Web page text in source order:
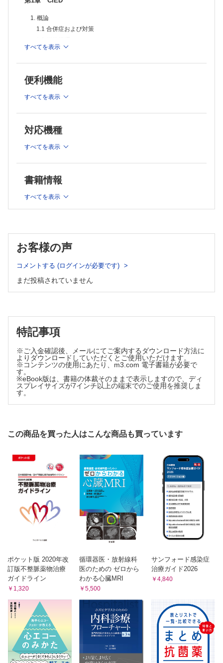
6.1 基礎心疾患がある患者に対する二次予防
図1 冠動脈疾患に対するICD の適応
表13 非虚血性心筋症にともなう持続性VT，VF に対するICD 適応
6.2 基礎心疾患がある患者に対する一次予防
6.3 終末期医療におけるICD の除細動機能停止
表16 ICD 除細動機能停止（deactivation）
6.4 原因不明の失神
図3 原因不明の失神に対するICD の適応
表18 肥大型心筋症に対するICD 適応
表20 ブルガダ症候群の診断基準
表22 先天性QT 延長症候群のリスクスコアと診断基準
表23 新生児期～3 歳までの各年齢の心拍数の2パーセンタイル
表24 先天性QT 延長症候群に対するICD の適応
表25 先天性QT 延長症候群に対するLCSD の適応
表26 CPVT に対するICD 適応
表29 SQTS に対するICDの適応
6.6 S-ICD
7. CRT
7.1 CRT
表33ペースメーカ/ICD の適応があるもしくは植込み後の患者に対す
るCRT 適応
表34 AF 患者におけるCRT 適応
表35 CRT に関する適応のまとめ
7.2 CRT-D
7.3 心外膜電極を用いたCRT/CRT-D
8. 経皮的リード抜去術
8.1 デバイス感染が明らかな場合
8.2 デバイス感染が明らかでない菌血症に対するリード抜去適応
9. 小児および先天性心疾患患者におけるCIED
表38 小児および先天性心疾患患者のペースメーカ植込み
9.2 小児および先天性心疾患患者におけるICD
表39 小児および先天性心疾患患者のICD 植込み
9.3 小児および先天性心疾患患者におけるCRT，CRT-D
表40 先天性心疾患患者のCRT 植込みの適応
表41 ICM 適応
11. WCD
表42 WCD
表43 アブレーション対象不整脈別の合併症と成功率
2. 上室頻拍
2.1 WPW 症候群および他の心室早期興奮症候群
表44 WPW 症候群および他の心室早期興奮症候群
表45 AVNRT に対するアブレーション
図7 解剖学的アプローチによる遅伝導路アブレーション
2.3 通常型 AFL（三尖弁輪・下大静脈間峡部関与）
表46 通常型AFL に対するアブレーション
2.4 AT
表47 AT に対するアブレーション
2.5 房室ブロック作成術
1. 概論
1.1 合併症および対策
1.3 CIED 外来および遠隔モニタリング
表1 CIED 外来および遠隔モニタリング
表2 条件付きMRI 対応CIED におけるMRI 撮影
2. AF の予防や停止目的の心房ペーシング
（抗凝固薬）
2.2 植込みデバイスで検知されたAF に対する抗凝固療法
3. 心臓電気生理検査
4. 心臓ペースメーカ
4.3 洞不全症候群
表6 洞不全症候群に対するペースメーカ適応
表7 徐脈性AF に対するペースメーカ適応
4.5 過敏性頸動脈洞症候群・反射性失神
表8 過敏性頸動脈洞症候群・反射性失神に対するペースメ
5. 心臓ペースメーカ
表10 VVI リードレスペースメーカ植込み
5.2 ヒス束ペーシング
表11 ヒス束ペーシング
6. ICD
図1 冠動脈疾患に対するICD の適応
図2 心機能低下をともなう非虚血性心筋症に対するICD の
適応
6.2 基礎心疾患がある患者に対する一次予防
表14 冠動脈疾患患者に対するICD 一次予防適応
表15 非虚血性心筋症患者に対するICD 一次予防適応
6.3 終末期医療におけるICD の除細動機能停止
表16 ICD 除細動機能停止（deactivation）
6.4 原因不明の失神
図3 原因不明の失神に対するICD の適応
6.5 特殊心疾患
表18 肥大型心筋症に対するICD 適応
表19 ARVC に対するICD 適応
表20 ブルガダ症候群の診断基準
表21 ブルガダ症候群に対するICD 適応
図4 ブルガダ症候群に対するICD の適応
表22 先天性QT 延長症候群のリスクスコアと診断基準
表23 新生児期～3 歳までの各年齢の心拍数の2パーセンタ
イル
すべてを表示
便利機能
すべてを表示
対応機種
すべてを表示
書籍情報
すべてを表示
お客様の声
コメントする (ログインが必要です)
まだ投稿されていません
特記事項
※ご入金確認後、メールにてご案内するダウンロード方法に
よりダウンロードしていただくとご使用いただけます。
※コンテンツの使用にあたり、m3.com 電子書籍が必要で
す。
※eBook版は、書籍の体裁そのままで表示しますので、ディ
スプレイサイズが7インチ以上の端末でのご使用を推奨しま
す。
この商品を買った人はこんな商品も買っています
ポケット版 2020年改
訂版不整脈薬物治療
ガイドライン
￥1,320
循環器医・放射線科
医のための ゼロから
わかる心臓MRI
￥5,500
サンフォード感染症
治療ガイド2026
￥4,840